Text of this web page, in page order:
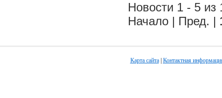
Новости 1 - 5 из
Начало | Пред. |
Карта сайта| Контактная